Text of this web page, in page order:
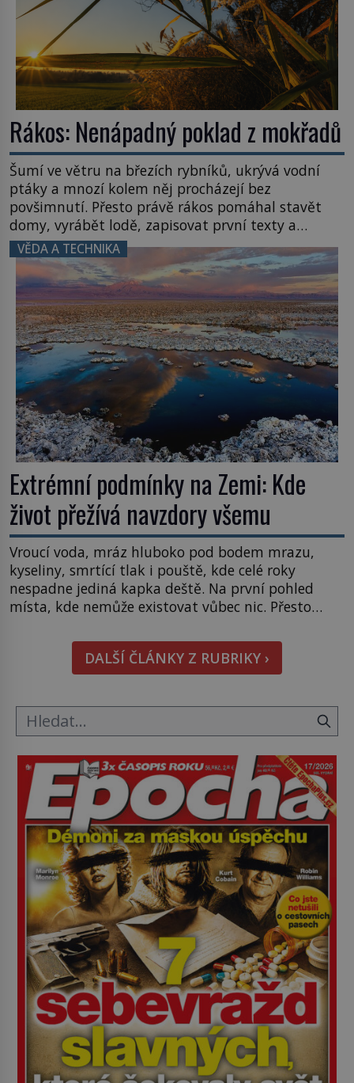
Rákos: Nenápadný poklad z mokřadů
Šumí ve větru na březích rybníků, ukrývá vodní
ptáky a mnozí kolem něj procházejí bez
povšimnutí. Přesto právě rákos pomáhal stavět
domy, vyrábět lodě, zapisovat první texty a
inspiroval řadu pověstí. Tato skromná, ale
užitečná rostlina provází člověka už tisíce let.
Většina lidí vnímá rákos jen jako obyčejnou kulisu
letního koupání. Stačí se však podívat […]
VĚDA A TECHNIKA
Extrémní podmínky na Zemi: Kde
život přežívá navzdory všemu
Vroucí voda, mráz hluboko pod bodem mrazu,
kyseliny, smrtící tlak i pouště, kde celé roky
nespadne jediná kapka deště. Na první pohled
místa, kde nemůže existovat vůbec nic. Přesto
posouvají hranice života. Každý nový nález mění
naše představy o tom, co všechno dokáže příroda a
napovídá, kde bychom jednou […]
DALŠÍ ČLÁNKY Z RUBRIKY ›